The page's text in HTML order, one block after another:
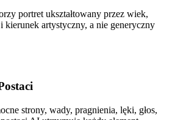
portret ukształtowany przez wiek,
kierunek artystyczny, a nie generyczny
strony, wady, pragnienia, lęki, głos,